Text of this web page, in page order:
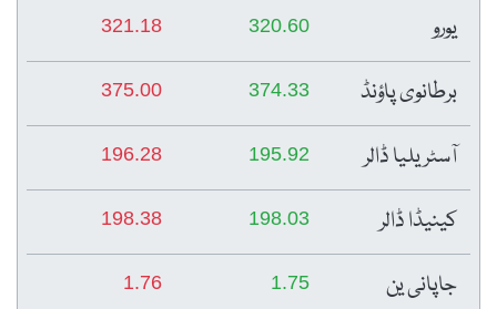
یورو 320.60
321.18
برطانوی پاؤنڈ 374.33
375.00
آسٹریلیا ڈالر 195.92
196.28
کینیڈا ڈالر 198.03
198.38
جاپانی ین 1.75
1.76